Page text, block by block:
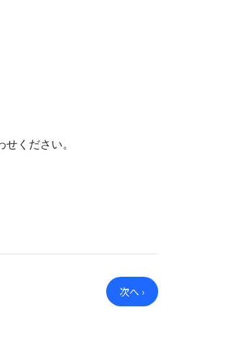
ください。
次へ ›